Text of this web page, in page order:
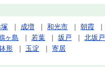
｜ 成増 ｜ 和光市 ｜ 朝霞 ｜
ヶ島 ｜ 若葉 ｜ 坂戸 ｜ 北坂戸
形 ｜ 玉淀 ｜ 寄居